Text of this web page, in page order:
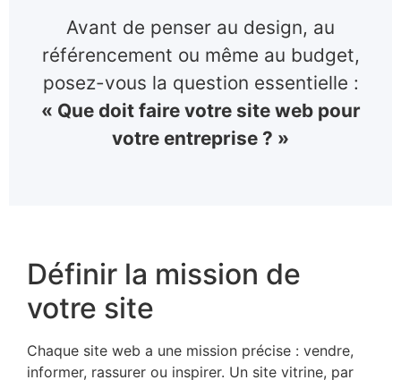
Avant de penser au design, au
référencement ou même au budget,
posez-vous la question essentielle :
« Que doit faire votre site web pour
votre entreprise ? »
Définir la mission de
votre site
Chaque site web a une mission précise : vendre,
informer, rassurer ou inspirer. Un site vitrine, par